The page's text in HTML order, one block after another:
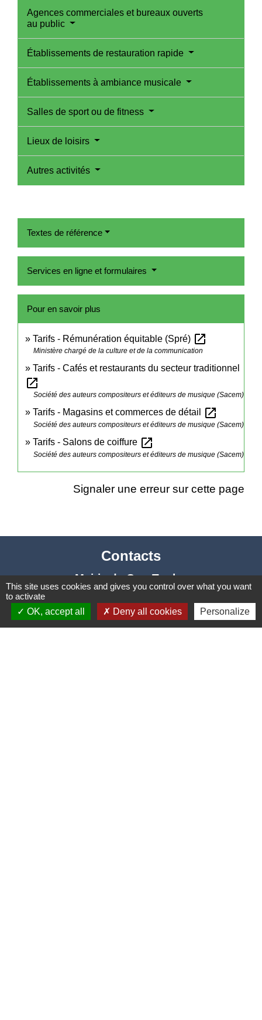
Agences commerciales et bureaux ouverts
au public
Établissements de restauration rapide
Établissements à ambiance musicale
Salles de sport ou de fitness
Lieux de loisirs
Autres activités
Textes de référence
Services en ligne et formulaires
Pour en savoir plus
Tarifs - Rémunération équitable (Spré) open_in_new
Ministère chargé de la culture et de la communication
Tarifs - Cafés et restaurants du secteur traditionnel
open_in_new
Société des auteurs compositeurs et éditeurs de musique (Sacem)
Tarifs - Magasins et commerces de détail open_in_new
Société des auteurs compositeurs et éditeurs de musique (Sacem)
Tarifs - Salons de coiffure open_in_new
Société des auteurs compositeurs et éditeurs de musique (Sacem)
Signaler une erreur sur cette page
Contacts
Mairie de Cuq-Toulza
10, avenue Jean Jaurès
81470 Cuq-Toulza - FRANCE
+33 5 63 75 71 17
This site uses cookies and gives you control over what you want
to activate
OK, accept all
Deny all cookies Personalize